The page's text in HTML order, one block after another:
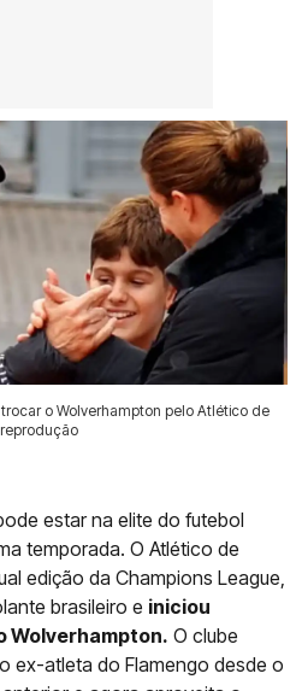
o Wolverhampton pelo Atlético de
estar na elite do futebol
temporada. O Atlético de
edição da Champions League,
brasileiro e iniciou
Wolverhampton. O clube
ex-atleta do Flamengo desde o